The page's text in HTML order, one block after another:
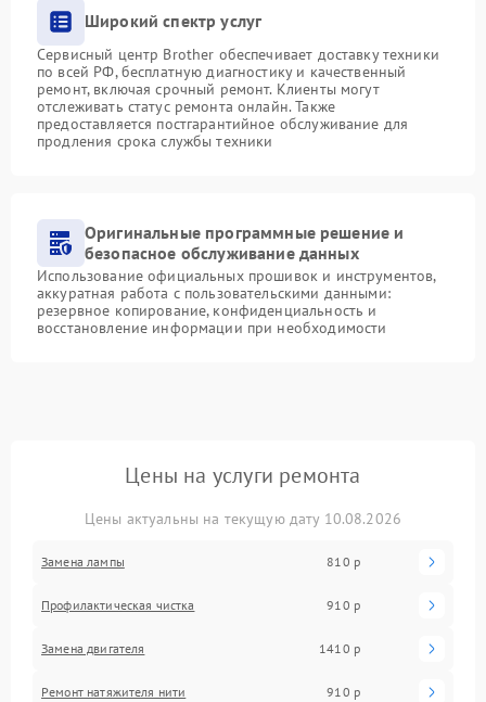
Широкий спектр услуг
Сервисный центр Brother обеспечивает доставку техники
по всей РФ, бесплатную диагностику и качественный
ремонт, включая срочный ремонт. Клиенты могут
отслеживать статус ремонта онлайн. Также
предоставляется постгарантийное обслуживание для
продления срока службы техники
Оригинальные программные решение и
безопасное обслуживание данных
Использование официальных прошивок и инструментов,
аккуратная работа с пользовательскими данными:
резервное копирование, конфиденциальность и
восстановление информации при необходимости
Цены на услуги ремонта
Цены актуальны на текущую дату 10.08.2026
Замена лампы 810 р
Профилактическая чистка 910 р
Замена двигателя 1410 р
Ремонт натяжителя нити 910 р